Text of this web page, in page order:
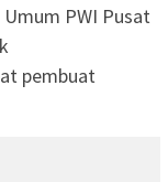
PWI Pusat
pembuat